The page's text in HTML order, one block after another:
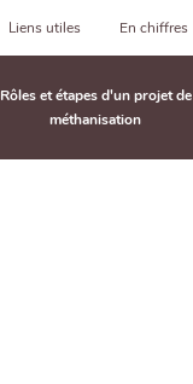
Liens utiles En chiffres
Rôles et étapes d'un projet de
méthanisation